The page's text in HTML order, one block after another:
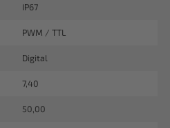
IP67
PWM / TTL
Digital
7,40
50,00